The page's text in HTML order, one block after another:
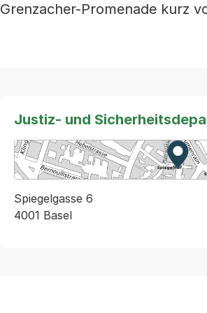
Grenzacher-Promenade kurz
Justiz- und
Zur
Spiegelgasse 6
4001 Basel